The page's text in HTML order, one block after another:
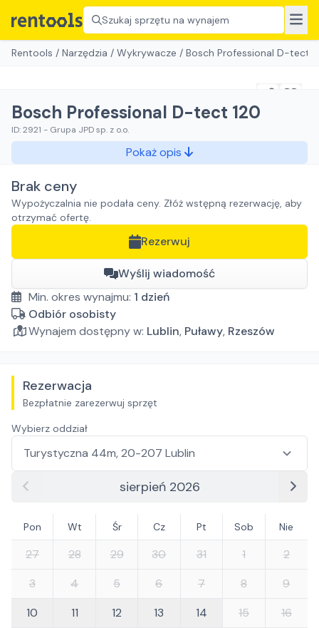
Szukaj sprzętu na wynajem
Rentools / Narzędzia / Wykrywacze / Bosch Professional D-tect
Bosch Professional D-tect 120
ID:2921 - Grupa JPD sp. z o.o.
Pokaż opis
Brak ceny
Wypożyczalnia nie podała ceny. Złóż wstępną rezerwację, aby
otrzymać ofertę.
Rezerwuj
Wyślij wiadomość
Min. okres wynajmu: 1 dzień
Odbiór osobisty
Wynajem dostępny w: Lublin, Puławy, Rzeszów
Rezerwacja
Bezpłatnie zarezerwuj sprzęt
Wybierz oddział
sierpień 2026
Pon Wt Śr Cz Pt Sob Nie
27 28 29 30 31 1
2
3
4 5 6 7 8
9
10
11 12 13 14 15
16